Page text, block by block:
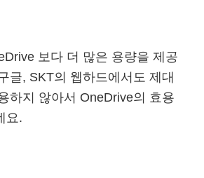
보다 더 많은 용량을 제공
글, SKT의 웹하드에서도 제대
하지 않아서 OneDrive의 효용
요.